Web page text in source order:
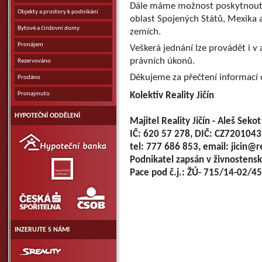
Dále máme možnost
oblast Spojených Států, Mexika
zemích.
Veškerá jednání lze provádět i
právních úkonů.
Děkujeme za přečtení informací
Kolektiv Reality Jičín
Majitel Reality Jičín - Aleš Sekot
IČ: 620 57 278, DIČ:
tel: 777 686 853, email:
Podnikatel zapsán v
Pace pod č.j.: ŽÚ- 715/14-02/
Objekty a prostory k podnikání
Bytové a činžovní domy
Pronájem
Rezervováno
Prodáno
Pronajmuto
HYPOTEČNÍ ODDĚLENÍ
Hypoteční
banka
Hypoteční
centrum
Česká
spořitelna
ČSOB
INZERUJTE S NÁMI
SReality.CZ